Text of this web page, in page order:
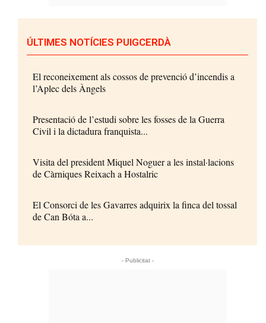
ÚLTIMES NOTÍCIES PUIGCERDÀ
El reconeixement als cossos de prevenció d’incendis a
l’Aplec dels Àngels
Presentació de l’estudi sobre les fosses de la Guerra
Civil i la dictadura franquista...
Visita del president Miquel Noguer a les instal·lacions
de Càrniques Reixach a Hostalric
El Consorci de les Gavarres adquirix la finca del tossal
de Can Bóta a...
- Publicitat -